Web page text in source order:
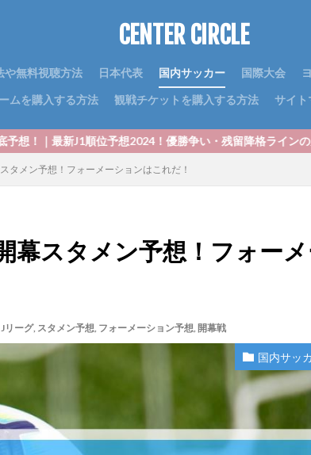
CENTER CIRCLE
や無料視聴方法 日本代表 国内サッカー 国際大会
ムを購入する方法 観戦チケットを購入する方法 サイト
想2024！優勝争い・残留降格ラインの勝ち点予想はこちら
タメン予想！フォーメーションはこれだ！
幕スタメン予想！フォー
Jリーグ, スタメン予想, フォーメーション予想, 開幕戦
国内サッ